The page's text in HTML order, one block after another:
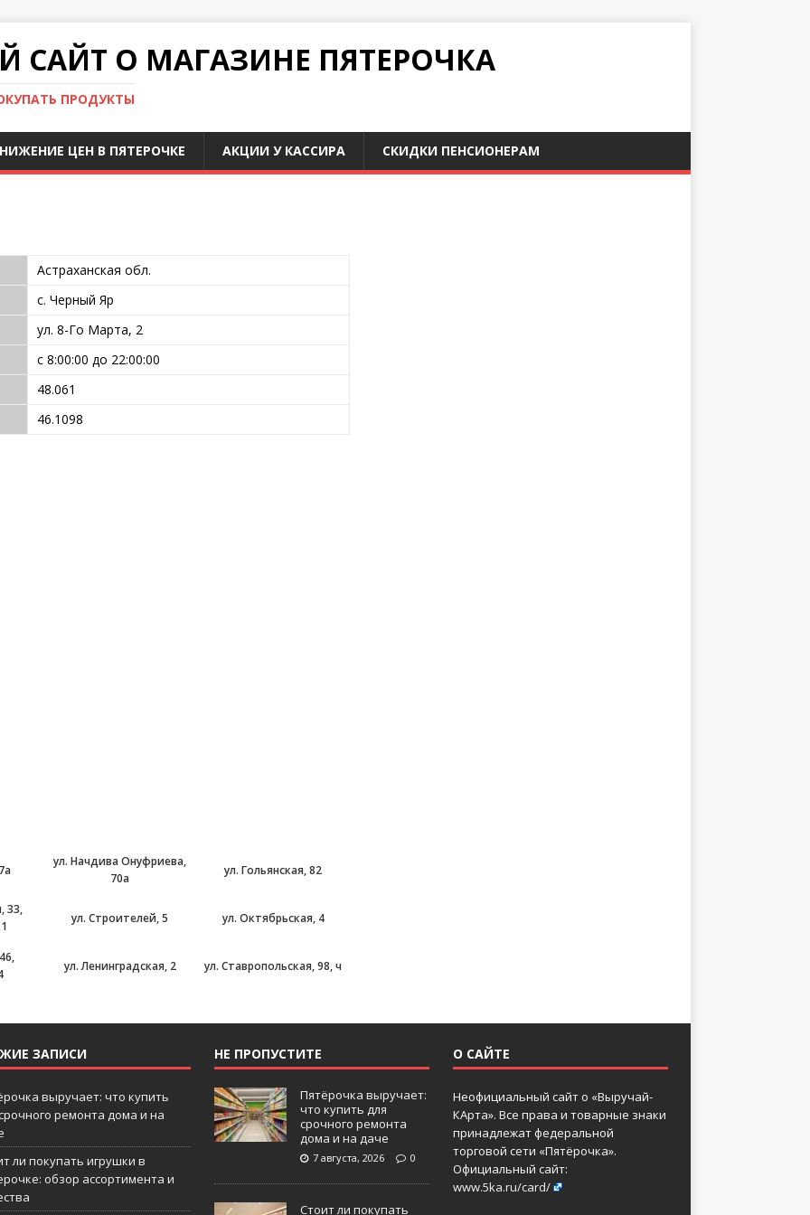
О МАГАЗИНЕ ПЯТЕРОЧКА
ПРОДУКТЫ
ЦЕН В ПЯТЕРОЧКЕ АКЦИИ У КАССИРА СКИДКИ ПЕНСИОНЕРАМ
Астраханская обл.
с. Черный Яр
ул. 8-Го Марта, 2
с 8:00:00 до 22:00:00
48.061
46.1098
ул. Начдива Онуфриева,
70а
ул. Гольянская, 82
33,
ул. Строителей, 5 ул. Октябрьская, 4
ул. Ленинградская, 2 ул. Ставропольская, 98, ч
ЗАПИСИ
выручает: что купить
ремонта дома и на
ли покупать игрушки в
обзор ассортимента и
НЕ ПРОПУСТИТЕ
Пятёрочка выручает:
что купить для
срочного ремонта
дома и на даче
7 августа, 2026 0
Стоит ли покупать
О САЙТЕ
Неофициальный сайт о «Выручай-
КАрта». Все права и товарные знаки
принадлежат федеральной
торговой сети «Пятёрочка».
Официальный сайт:
www.5ka.ru/card/